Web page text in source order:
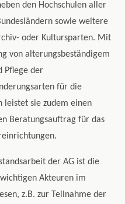
den Hochschulen aller
sowie weitere
oder Kultursparten. Mit
von alterungsbeständigem
Pflege der
für die
leistet sie zudem einen
Beratungsauftrag für das
der AG ist die
Akteuren im
z.B. zur Teilnahme der